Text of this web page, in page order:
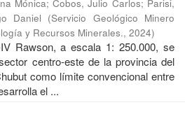
Mónica;Cobos, Julio Carlos; Parisi,
Daniel (Servicio Geológico Minero
y Recursos Minerales., 2024)
Rawson, a escala 1: 250.000, se
centro-este de la provincia del
como límite convencional entre
el ...